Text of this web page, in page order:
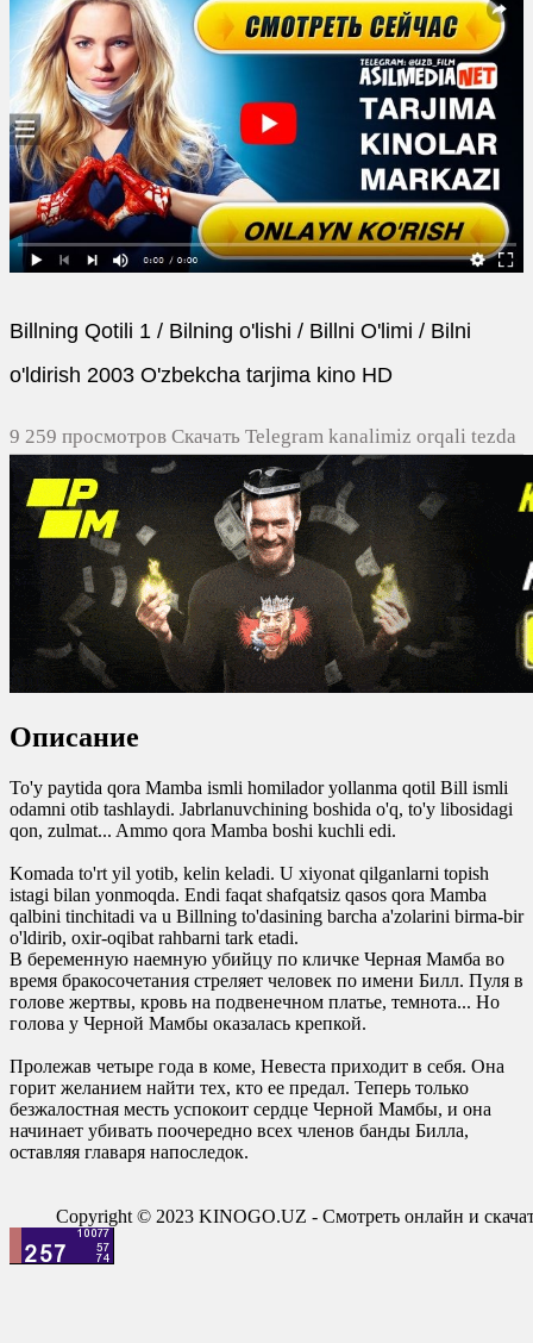
Billning Qotili 1 / Bilning o'lishi / Billni O'limi / Bilni
o'ldirish 2003 O'zbekcha tarjima kino HD
9 259 просмотров Скачать Telegram kanalimiz orqali tezda
yuklash
Описание
To'y paytida qora Mamba ismli homilador yollanma qotil Bill ismli
odamni otib tashlaydi. Jabrlanuvchining boshida o'q, to'y libosidagi
qon, zulmat... Ammo qora Mamba boshi kuchli edi.
Komada to'rt yil yotib, kelin keladi. U xiyonat qilganlarni topish
istagi bilan yonmoqda. Endi faqat shafqatsiz qasos qora Mamba
qalbini tinchitadi va u Billning to'dasining barcha a'zolarini birma-bir
o'ldirib, oxir-oqibat rahbarni tark etadi.
В беременную наемную убийцу по кличке Черная Мамба во
время бракосочетания стреляет человек по имени Билл. Пуля в
голове жертвы, кровь на подвенечном платье, темнота... Но
голова у Черной Мамбы оказалась крепкой.
Пролежав четыре года в коме, Невеста приходит в себя. Она
горит желанием найти тех, кто ее предал. Теперь только
безжалостная месть успокоит сердце Черной Мамбы, и она
начинает убивать поочередно всех членов банды Билла,
оставляя главаря напоследок.
Copyright © 2023 KINOGO.UZ - Смотреть онлайн и